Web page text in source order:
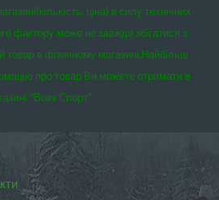
ціна) в силу технічних
фактору може не завжди збігатися з
в фізичному магазині.Найбільш
про товар Ви можете отримати в
“Вовк Спорт”: